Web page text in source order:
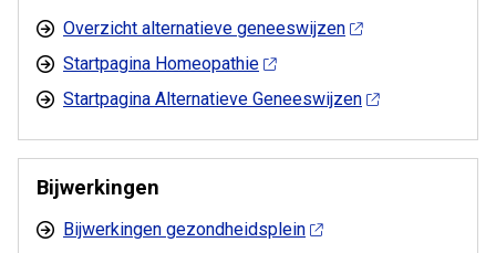
Overzicht alternatieve geneeswijzen
Startpagina Homeopathie
Startpagina Alternatieve Geneeswijzen
Bijwerkingen
Bijwerkingen gezondheidsplein